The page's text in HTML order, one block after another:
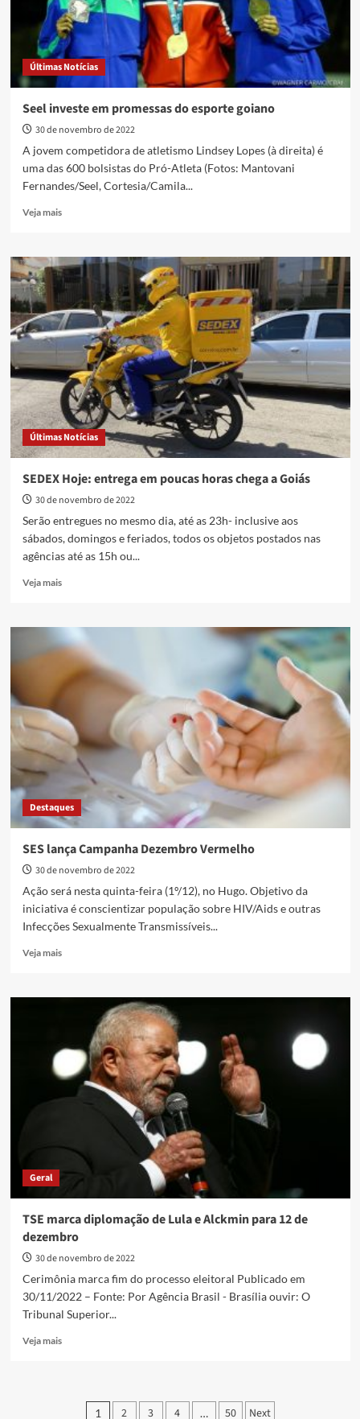
goianos
Últimas Notícias
Seel investe em promessas do esporte goiano
30 de novembro de 2022
A jovem competidora de atletismo Lindsey Lopes (à direita) é
uma das 600 bolsistas do Pró-Atleta (Fotos: Mantovani
Fernandes/Seel, Cortesia/Camila...
Veja maisRead
Seel
investe
em
promessas
do
esporte
goiano
Últimas Notícias
SEDEX Hoje: entrega em poucas horas chega a Goiás
30 de novembro de 2022
Serão entregues no mesmo dia, até as 23h​- inclusive aos
sábados, domingos e feriados, todos os objetos postados nas
agências até as 15h ou...
Veja maisRead
SEDEX
Hoje:
entrega
em
poucas
chega
a
Goiás
Destaques
SES lança Campanha Dezembro Vermelho
30 de novembro de 2022
Ação será nesta quinta-feira (1º/12), no Hugo. Objetivo da
iniciativa é conscientizar população sobre HIV/Aids e outras
Infecções Sexualmente Transmissíveis...
Veja maisRead
SES
Campanha
Dezembro
Vermelho
Geral
TSE marca diplomação de Lula e Alckmin para 12 de
dezembro
30 de novembro de 2022
Cerimônia marca fim do processo eleitoral Publicado em
30/11/2022 – Fonte: Por Agência Brasil - Brasília ouvir: O
Tribunal Superior...
Veja maisRead
marca
diplomação
1 2 3 4 … 50 Next